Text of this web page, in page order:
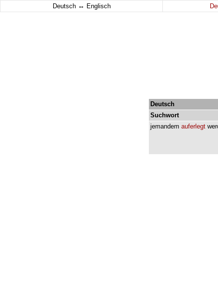
Deutsch ↔ Englisch
Deutsch
Suchwort
jemandem auferlegt